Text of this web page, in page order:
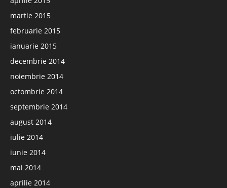
martie 2015
februarie 2015
ianuarie 2015
decembrie 2014
noiembrie 2014
octombrie 2014
septembrie 2014
august 2014
iulie 2014
iunie 2014
mai 2014
aprilie 2014